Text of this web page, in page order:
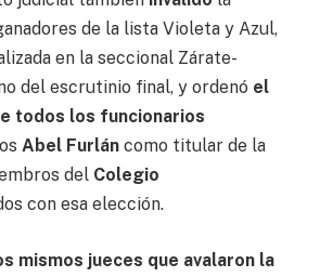
de la lista Violeta y Azul,
en la seccional Zárate-
del escrutinio final, y ordenó el
todos los funcionarios
Abel Furlán como titular de la
del Colegio
con esa elección.
mismos jueces que avalaron la